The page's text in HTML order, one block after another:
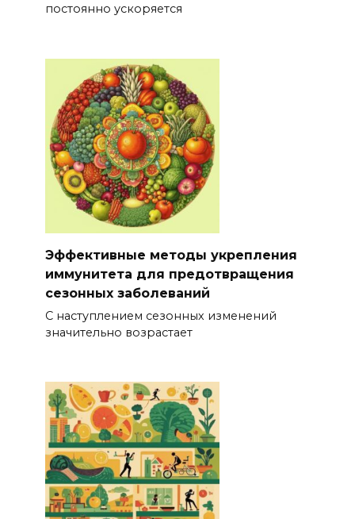
постоянно ускоряется
Эффективные методы укрепления
иммунитета для предотвращения
сезонных заболеваний
С наступлением сезонных изменений
значительно возрастает